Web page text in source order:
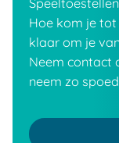
Hoe kom je
klaar om je
Neem contact
neem zo